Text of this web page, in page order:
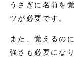
うさぎに名前を
ツが必要です。
また、覚えるの
強さも必要にな